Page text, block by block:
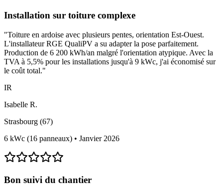
Installation sur toiture complexe
"Toiture en ardoise avec plusieurs pentes, orientation Est-Ouest.
L'installateur RGE QualiPV a su adapter la pose parfaitement.
Production de 6 200 kWh/an malgré l'orientation atypique. Avec la
TVA à 5,5% pour les installations jusqu'à 9 kWc, j'ai économisé sur
le coût total."
IR
Isabelle R.
Strasbourg (67)
6 kWc (16 panneaux) • Janvier 2026
Bon suivi du chantier